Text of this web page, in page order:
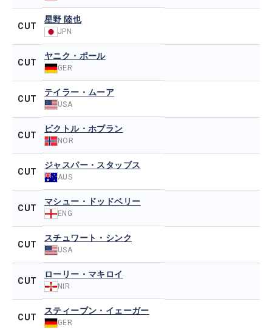
CUT
星野 陸也
JPN
CUT
ヤニク・ポール
GER
CUT
テイラー・ムーア
USA
CUT
ビクトル・ホブラン
NOR
CUT
ジャスパー・スタッブス
AUS
CUT
マシュー・ドッドベリー
ENG
CUT
スチュワート・シンク
USA
CUT
ローリー・マキロイ
NIR
CUT
スティーブン・イェーガー
GER